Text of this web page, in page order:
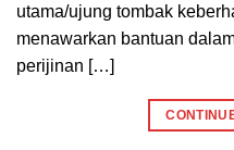
utama/ujung tombak
menawarkan bantuan
perijinan […]